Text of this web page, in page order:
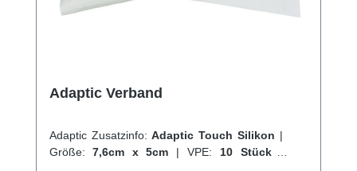
Adaptic Verband
Adaptic Zusatzinfo: Adaptic Touch Silikon |
Größe: 7,6cm x 5cm | VPE: 10 Stück